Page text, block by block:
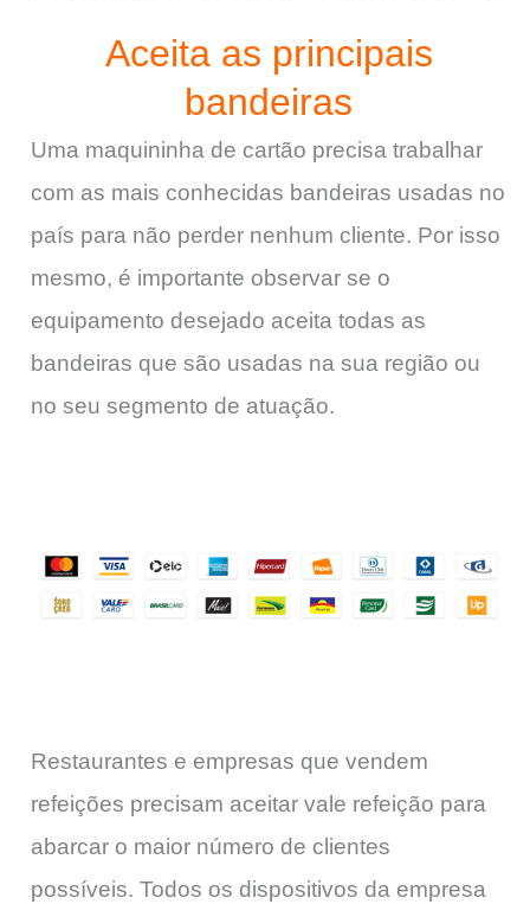
Aceita as principais
bandeiras
Uma maquininha de cartão precisa trabalhar
com as mais conhecidas bandeiras usadas no
país para não perder nenhum cliente. Por isso
mesmo, é importante observar se o
equipamento desejado aceita todas as
bandeiras que são usadas na sua região ou
no seu segmento de atuação.
Restaurantes e empresas que vendem
refeições precisam aceitar vale refeição para
abarcar o maior número de clientes
possíveis. Todos os dispositivos da empresa